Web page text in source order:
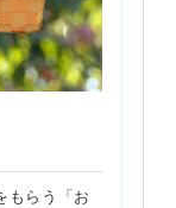
もらう「お